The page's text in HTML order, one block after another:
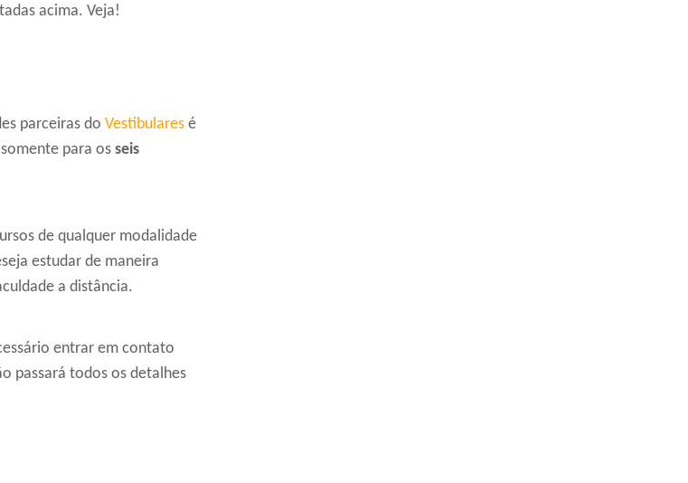
acima. Veja!
parceiras do Vestibulares é
para os seis
de qualquer modalidade
estudar de maneira
a distância.
entrar em contato
passará todos os detalhes